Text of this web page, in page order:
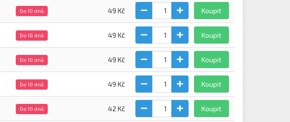
Do 10 dnů 49 Kč Koupit
Do 10 dnů 49 Kč Koupit
Do 10 dnů 49 Kč Koupit
Do 10 dnů 49 Kč Koupit
Do 10 dnů 42 Kč Koupit